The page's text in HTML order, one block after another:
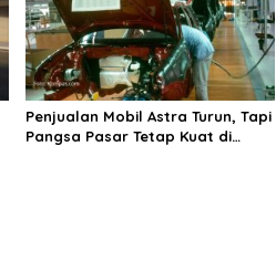
Penjualan Mobil Astra Turun, Tapi
Pangsa Pasar Tetap Kuat di